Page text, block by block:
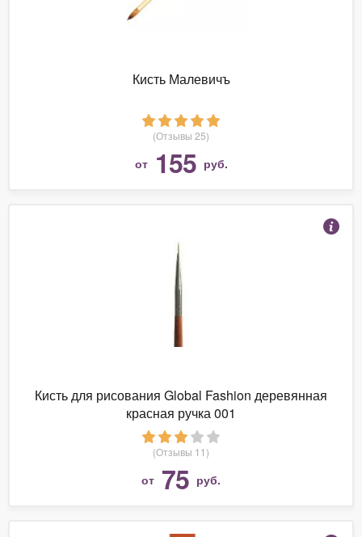
Кисть Малевичъ
(Отзывы 25)
от 155 руб.
Кисть для рисования Global Fashion деревянная
красная ручка 001
(Отзывы 11)
от 75 руб.